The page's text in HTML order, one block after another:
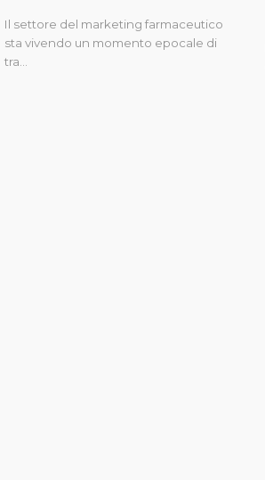
Il settore del marketing farmaceutico
sta vivendo un momento epocale di
tra…